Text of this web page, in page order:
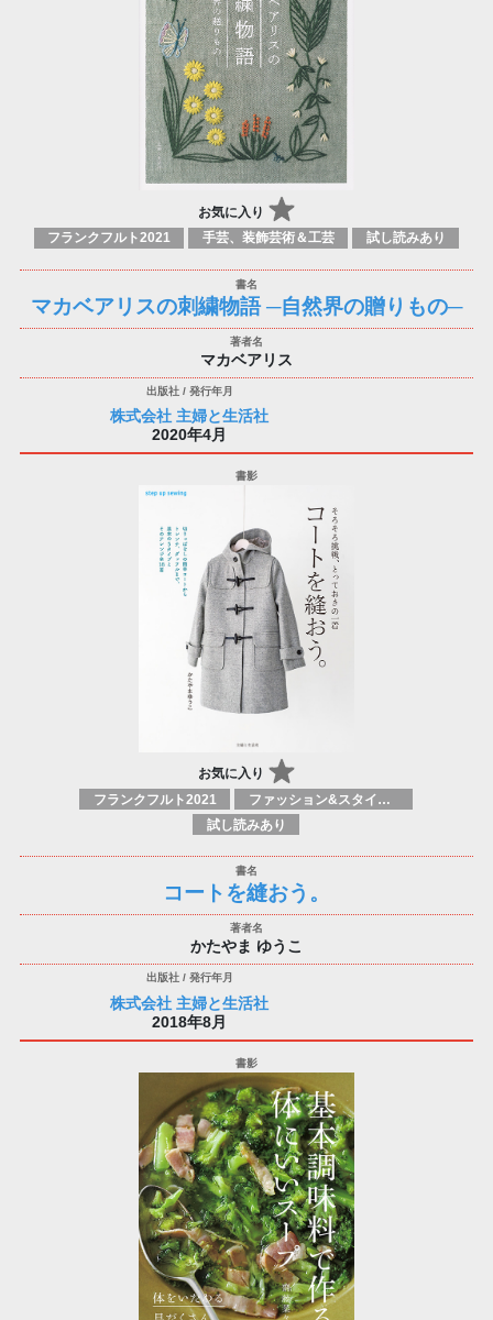
お気に入り
フランクフルト2021 手芸、装飾芸術＆工芸 試し読みあり
マカベアリスの刺繍物語 ─自然界の贈りもの─
マカベアリス
株式会社 主婦と生活社
2020年4月
お気に入り
フランクフルト2021
ファッション&スタイルガイド
試し読みあり
コートを縫おう。
かたやま ゆうこ
株式会社 主婦と生活社
2018年8月